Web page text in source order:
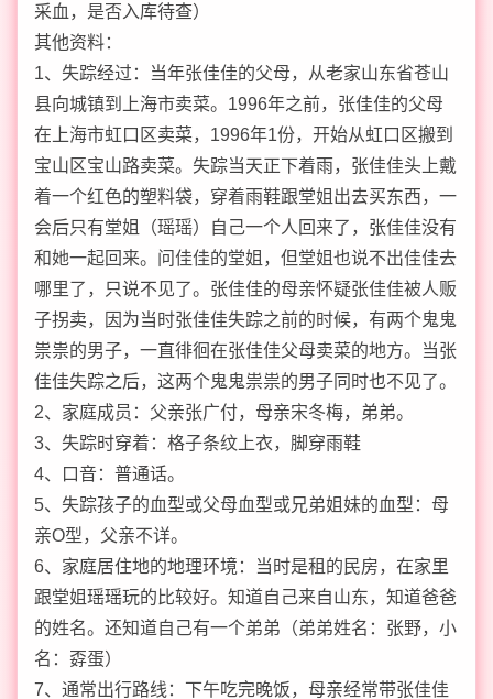
采血，是否入库待查）
其他资料：
1、失踪经过：当年张佳佳的父母，从老家山东省苍山
县向城镇到上海市卖菜。1996年之前，张佳佳的父母
在上海市虹口区卖菜，1996年1份，开始从虹口区搬到
宝山区宝山路卖菜。失踪当天正下着雨，张佳佳头上戴
着一个红色的塑料袋，穿着雨鞋跟堂姐出去买东西，一
会后只有堂姐（瑶瑶）自己一个人回来了，张佳佳没有
和她一起回来。问佳佳的堂姐，但堂姐也说不出佳佳去
哪里了，只说不见了。张佳佳的母亲怀疑张佳佳被人贩
子拐卖，因为当时张佳佳失踪之前的时候，有两个鬼鬼
祟祟的男子，一直徘徊在张佳佳父母卖菜的地方。当张
佳佳失踪之后，这两个鬼鬼祟祟的男子同时也不见了。
2、家庭成员：父亲张广付，母亲宋冬梅，弟弟。
3、失踪时穿着：格子条纹上衣，脚穿雨鞋
4、口音：普通话。
5、失踪孩子的血型或父母血型或兄弟姐妹的血型：母
亲O型，父亲不详。
6、家庭居住地的地理环境：当时是租的民房，在家里
跟堂姐瑶瑶玩的比较好。知道自己来自山东，知道爸爸
的姓名。还知道自己有一个弟弟（弟弟姓名：张野，小
名：孬蛋）
7、通常出行路线：下午吃完晚饭，母亲经常带张佳佳